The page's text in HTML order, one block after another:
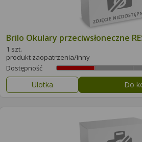
Brilo Okulary przeciwsłoneczne
1 szt.
produkt zaopatrzenia/inny
Dostępność
Ulotka Do